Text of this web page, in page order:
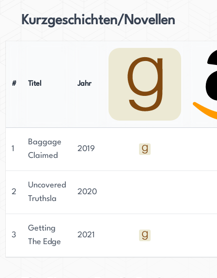
Kurzgeschichten/Novellen
# Titel Jahr
1
Baggage
Claimed
2019
2
Uncovered
Truthsla
2020
3
Getting
The Edge
2021